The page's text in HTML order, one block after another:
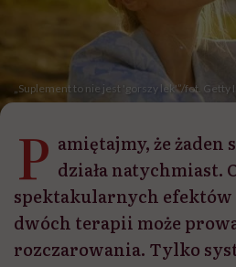
„Suplement to nie jest 'gorszy lek'”/fot. Getty
P amiętajmy, że żaden
działa natychmiast.
spektakularnych
dwóch terapii może
rozczarowania. Tylko